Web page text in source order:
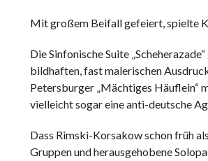
Mit großem Beifall gefeiert, spielte
Die Sinfonische Suite
bildhaften, fast malerischen
Petersburger „Mächtiges Häuflein“
vielleicht sogar eine anti-deutsche
Dass Rimski-Korsakow schon früh
Gruppen und herausgehobene